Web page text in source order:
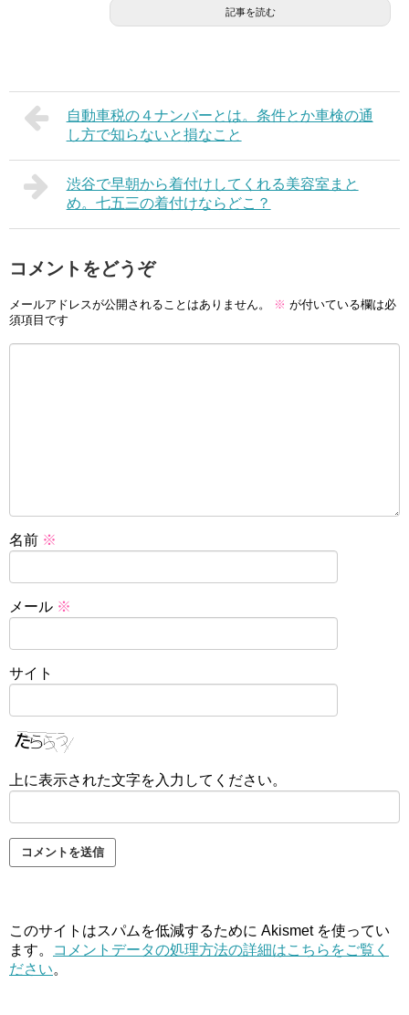
記事を読む
自動車税の４ナンバーとは。条件とか車検の通
し方で知らないと損なこと
渋谷で早朝から着付けしてくれる美容室まと
め。七五三の着付けならどこ？
コメントをどうぞ
メールアドレスが公開されることはありません。 ※ が付いている欄は必
須項目です
名前 ※
メール ※
サイト
上に表示された文字を入力してください。
このサイトはスパムを低減するために Akismet を使ってい
ます。
コメントデータの処理方法の詳細はこちらをご覧く
ださい。